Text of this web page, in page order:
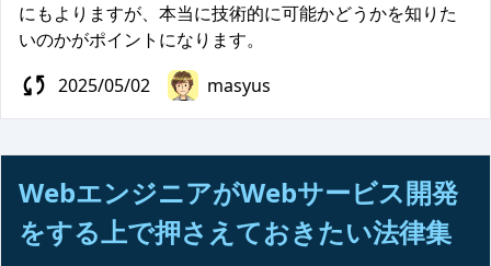
にもよりますが、本当に技術的に可能かどうかを知りた
いのかがポイントになります。
2025/05/02
masyus
WebエンジニアがWebサービス開発
をする上で押さえておきたい法律集